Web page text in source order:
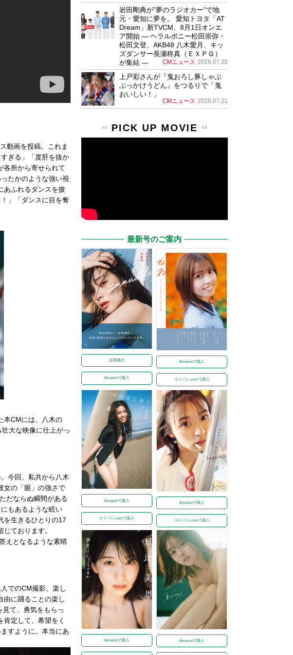
動画を投稿。これま
ぎる」「度肝を抜か
各所から寄せられて
たかのような強い視
あふれるダンスを披
」「ダンスに目を奪
本CMには、八木の
大な映像に仕上がっ
今回、私共から八木
女の「眼」の強さで
だならぬ瞬間がある
もあるような眩い
を生きるひとりの17
ております。
えとなるような素晴
でのCM撮影。楽し
由に踊ることの楽し
て、勇気をもらっ
定して、希望をく
すように。本当にあ
岩田剛典が”夢のラジオカー”で地
元・愛知に夢を。 愛知トヨタ「AT
Dream」新TVCM、8月1日オンエ
ア開始 ― ヘラルボニー松田崇弥・
松田文登、AKB48 八木愛月、キッ
ズダンサー長瀬柊真（ＥＸＰＧ）
が集結 ―
CMニュース 2026.07.30
上戸彩さんが『鬼おろし豚しゃぶ
ぶっかけうどん』をつるりで「鬼
おいしい！」
CMニュース 2026.07.21
PICK UP MOVIE
最新号のご案内
定期購読
Amazonで購入
Amazonで購入
ヨドバシ.comで購入
Amazonで購入
ヨドバシ.comで購入
Amazonで購入
ヨドバシ.comで購入
Amazonで購入 Amazonで購入